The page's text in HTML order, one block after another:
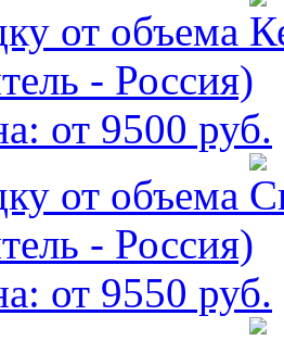
от объема
- Россия)
от 9500 руб.
от объема
- Россия)
от 9550 руб.